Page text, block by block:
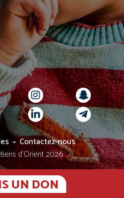
UN DON
Contactez-nous
d’Orient 2026